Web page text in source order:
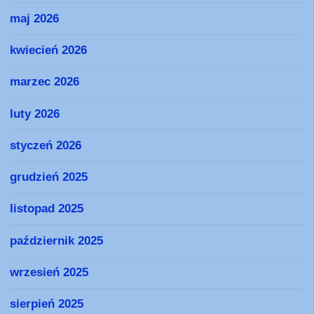
maj 2026
kwiecień 2026
marzec 2026
luty 2026
styczeń 2026
grudzień 2025
listopad 2025
październik 2025
wrzesień 2025
sierpień 2025